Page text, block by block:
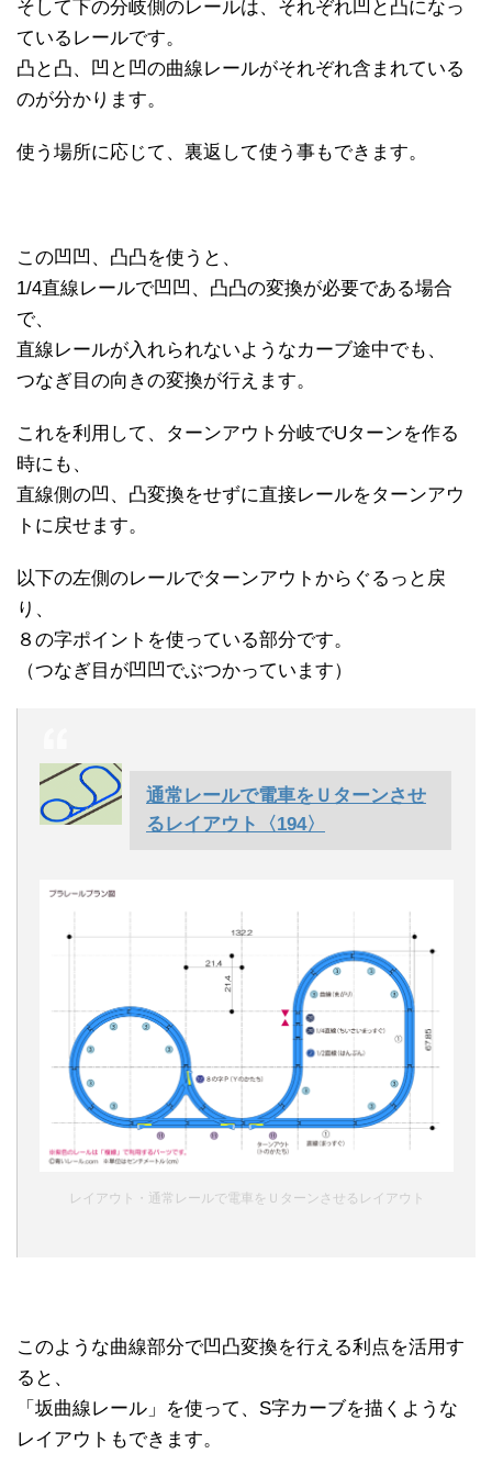
そして下の分岐側のレールは、それぞれ凹と凸になっ
ているレールです。
凸と凸、凹と凹の曲線レールがそれぞれ含まれている
のが分かります。
使う場所に応じて、裏返して使う事もできます。
この凹凹、凸凸を使うと、
1/4直線レールで凹凹、凸凸の変換が必要である場合
で、
直線レールが入れられないようなカーブ途中でも、
つなぎ目の向きの変換が行えます。
これを利用して、ターンアウト分岐でUターンを作る
時にも、
直線側の凹、凸変換をせずに直接レールをターンアウ
トに戻せます。
以下の左側のレールでターンアウトからぐるっと戻
り、
８の字ポイントを使っている部分です。
（つなぎ目が凹凹でぶつかっています）
通常レールで電車をＵターンさせ
るレイアウト〈194〉
レイアウト・通常レールで電車をＵターンさせるレイアウト
このような曲線部分で凹凸変換を行える利点を活用す
ると、
「坂曲線レール」を使って、S字カーブを描くような
レイアウトもできます。